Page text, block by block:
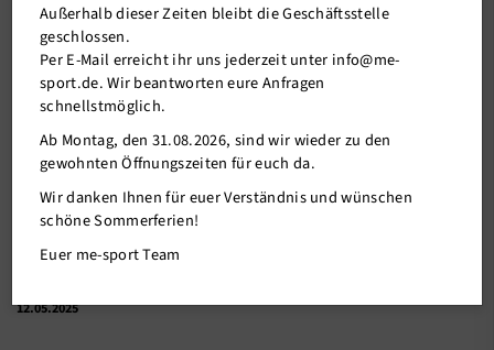
12.05.2025
Außerhalb dieser Zeiten bleibt die Geschäftsstelle
geschlossen.
Per E-Mail erreicht ihr uns jederzeit unter info@me-
sport.de. Wir beantworten eure Anfragen
schnellstmöglich.
Ab Montag, den 31.08.2026, sind wir wieder zu den
gewohnten Öffnungszeiten für euch da.
Wir danken Ihnen für euer Verständnis und wünschen
schöne Sommerferien!
Euer me-sport Team